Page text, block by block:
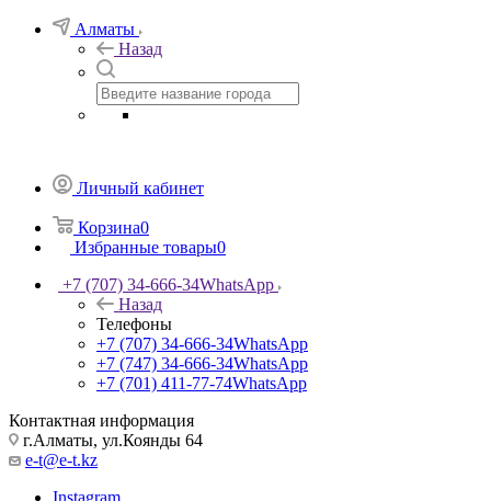
Алматы
Назад
Личный кабинет
Корзина0
Избранные товары0
+7 (707) 34-666-34WhatsApp
Назад
Телефоны
+7 (707) 34-666-34WhatsApp
+7 (747) 34-666-34WhatsApp
+7 (701) 411-77-74WhatsApp
Контактная информация
г.Алматы, ул.Коянды 64
e-t@e-t.kz
Instagram